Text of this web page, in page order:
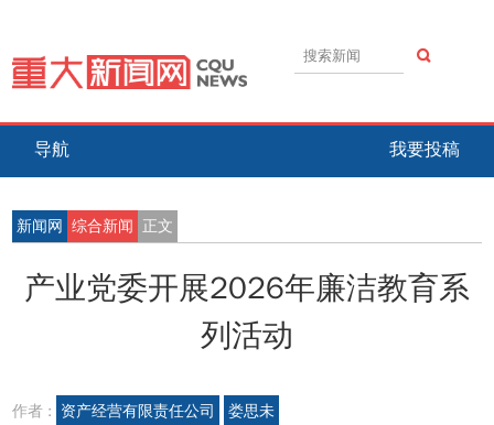
导航 我要投稿
新闻网 综合新闻 正文
产业党委开展2026年廉洁教育系
列活动
作者 : 资产经营有限责任公司 娄思未